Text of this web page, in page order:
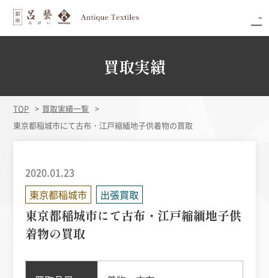
買取実績
TOP
買取実績一覧
東京都稲城市にて古布・江戸縮緬地子供着物の買取
2020.01.23
東京都稲城市
出張買取
東京都稲城市にて古布・江戸縮緬地子供
着物の買取